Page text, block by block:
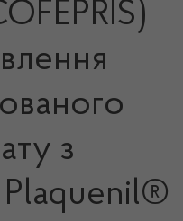
з
Plaquenil®